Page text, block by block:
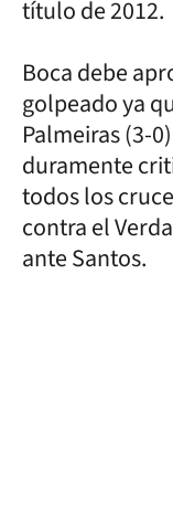
título de 2012.
Boca debe
golpeado ya
Palmeiras (3-
duramente
todos los
contra el
ante Santos.